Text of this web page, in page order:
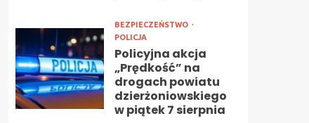
BEZPIECZEŃSTWO
POLICJA
Policyjna akcja
„Prędkość” na
drogach powiatu
dzierżoniowskiego
w piątek 7 sierpnia